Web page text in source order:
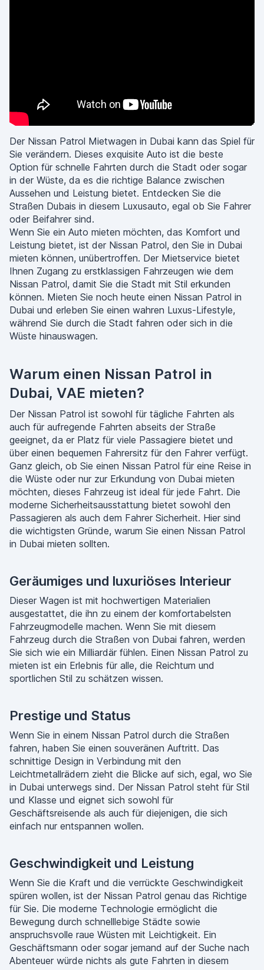
Der Nissan Patrol Mietwagen in Dubai kann das Spiel für
Sie verändern. Dieses exquisite Auto ist die beste
Option für schnelle Fahrten durch die Stadt oder sogar
in der Wüste, da es die richtige Balance zwischen
Aussehen und Leistung bietet. Entdecken Sie die
Straßen Dubais in diesem Luxusauto, egal ob Sie Fahrer
oder Beifahrer sind.
Wenn Sie ein Auto mieten möchten, das Komfort und
Leistung bietet, ist der Nissan Patrol, den Sie in Dubai
mieten können, unübertroffen. Der Mietservice bietet
Ihnen Zugang zu erstklassigen Fahrzeugen wie dem
Nissan Patrol, damit Sie die Stadt mit Stil erkunden
können. Mieten Sie noch heute einen Nissan Patrol in
Dubai und erleben Sie einen wahren Luxus-Lifestyle,
während Sie durch die Stadt fahren oder sich in die
Wüste hinauswagen.
Warum einen Nissan Patrol in
Dubai, VAE mieten?
Der Nissan Patrol ist sowohl für tägliche Fahrten als
auch für aufregende Fahrten abseits der Straße
geeignet, da er Platz für viele Passagiere bietet und
über einen bequemen Fahrersitz für den Fahrer verfügt.
Ganz gleich, ob Sie einen Nissan Patrol für eine Reise in
die Wüste oder nur zur Erkundung von Dubai mieten
möchten, dieses Fahrzeug ist ideal für jede Fahrt. Die
moderne Sicherheitsausstattung bietet sowohl den
Passagieren als auch dem Fahrer Sicherheit. Hier sind
die wichtigsten Gründe, warum Sie einen Nissan Patrol
in Dubai mieten sollten.
Geräumiges und luxuriöses Interieur
Dieser Wagen ist mit hochwertigen Materialien
ausgestattet, die ihn zu einem der komfortabelsten
Fahrzeugmodelle machen. Wenn Sie mit diesem
Fahrzeug durch die Straßen von Dubai fahren, werden
Sie sich wie ein Milliardär fühlen. Einen Nissan Patrol zu
mieten ist ein Erlebnis für alle, die Reichtum und
sportlichen Stil zu schätzen wissen.
Prestige und Status
Wenn Sie in einem Nissan Patrol durch die Straßen
fahren, haben Sie einen souveränen Auftritt. Das
schnittige Design in Verbindung mit den
Leichtmetallrädern zieht die Blicke auf sich, egal, wo Sie
in Dubai unterwegs sind. Der Nissan Patrol steht für Stil
und Klasse und eignet sich sowohl für
Geschäftsreisende als auch für diejenigen, die sich
einfach nur entspannen wollen.
Geschwindigkeit und Leistung
Wenn Sie die Kraft und die verrückte Geschwindigkeit
spüren wollen, ist der Nissan Patrol genau das Richtige
für Sie. Die moderne Technologie ermöglicht die
Bewegung durch schnelllebige Städte sowie
anspruchsvolle raue Wüsten mit Leichtigkeit. Ein
Geschäftsmann oder sogar jemand auf der Suche nach
Abenteuer würde nichts als gute Fahrten in diesem